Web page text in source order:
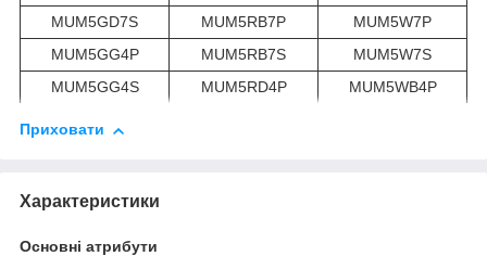
MUM5GD7S
MUM5RB7P
MUM5W7P
MUM5GG4P
MUM5RB7S
MUM5W7S
MUM5GG4S
MUM5RD4P MUM5WB4P
Приховати
Характеристики
Основні атрибути